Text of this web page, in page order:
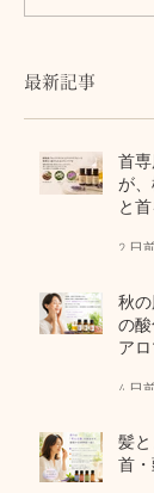
つて「
について
最新記事
首
が
と
2 日
秋
の
ア
4 日
髪
首